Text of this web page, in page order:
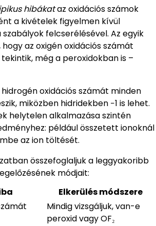
hibákataz oxidációs számok
a kivételek figyelmen kívül
felcserélésével. Az egyik
az oxigén oxidációs számát
még a peroxidokban is –
oxidációs számát minden
miközben hidridekben −1 is lehet.
helytelen alkalmazása szintén
például összetett ionoknál
az ion töltését.
összefoglaljuk a leggyakoribb
módjait:
Elkerülés módszere
Mindig vizsgáljuk, van-e
peroxid vagy OF₂